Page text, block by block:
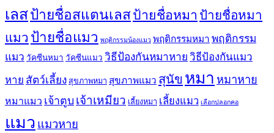
เลสป้ายชื่อสแตนเลสป้ายชื่อหมา ป้ายชื่อหมา
แมว ป้ายชื่อแมว พฤติกรรมน้องแมว พฤติกรรมหมา พฤติกรรม
แมว วัคซีนหมา วัคซีนแมว วิธีป้องกันหมาหายวิธีป้องกันแมว
หาย สัตว์เลี้ยง สุขภาพหมา สุขภาพแมว สุนัข หมา หมาหาย
หมาแมว เจ้าตูบ เจ้าเหมียว เลี้ยงหมา เลี้ยงแมว เลือกปลอกคอ
แมว แมวหาย